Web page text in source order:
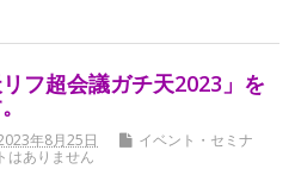
リフ超会議ガチ天2023」を
年8月25日
イベント・セミナ
はありません